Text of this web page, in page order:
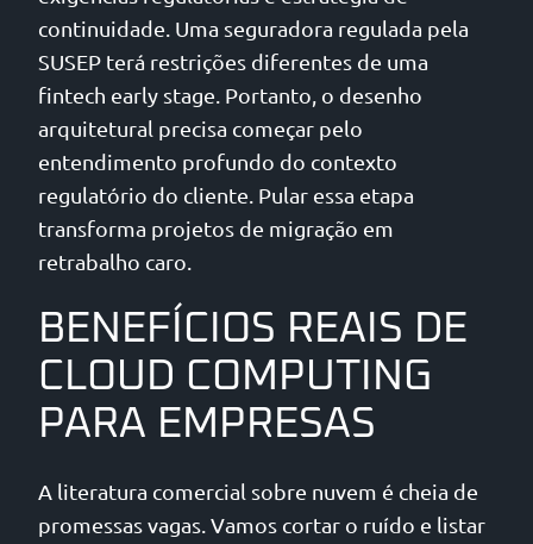
continuidade. Uma seguradora regulada pela
SUSEP terá restrições diferentes de uma
fintech early stage. Portanto, o desenho
arquitetural precisa começar pelo
entendimento profundo do contexto
regulatório do cliente. Pular essa etapa
transforma projetos de migração em
retrabalho caro.
BENEFÍCIOS REAIS DE
CLOUD COMPUTING
PARA EMPRESAS
A literatura comercial sobre nuvem é cheia de
promessas vagas. Vamos cortar o ruído e listar